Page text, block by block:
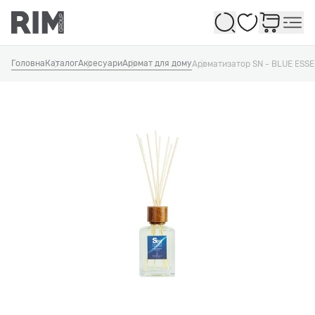
Обране
Головна КаталогАксесуариАромат для домуАроматизатор SN - BLUE